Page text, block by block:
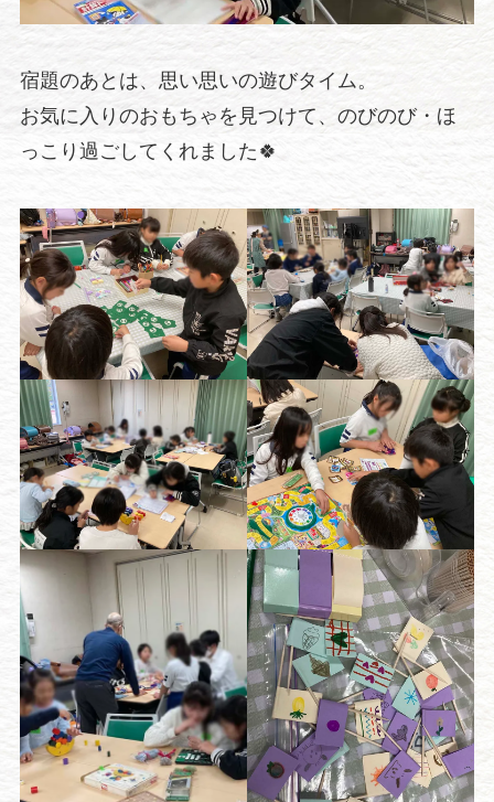
宿題のあとは、思い思いの遊びタイム。
お気に入りのおもちゃを見つけて、のびのび・ほ
っこり過ごしてくれました🍀